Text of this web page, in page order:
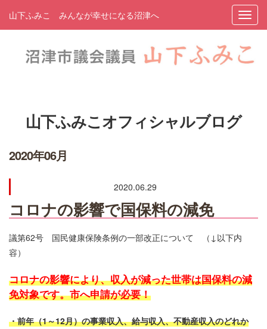
山下ふみこ みんなが幸せになる沼津へ
山下ふみこオフィシャルブログ
2020年06月
2020.06.29
コロナの影響で国保料の減免
議第62号 国民健康保険条例の一部改正について （↓以下内
容）
コロナの影響により、収入が減った世帯は国保料の減
免対象です。市へ申請が必要！
・前年（1～12月）の事業収入、給与収入、不動産収入のどれか